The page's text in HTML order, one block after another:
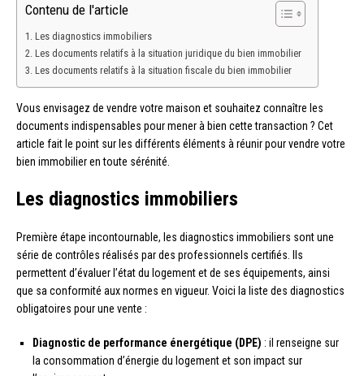
Contenu de l'article
Les diagnostics immobiliers
Les documents relatifs à la situation juridique du bien immobilier
Les documents relatifs à la situation fiscale du bien immobilier
Vous envisagez de vendre votre maison et souhaitez connaître les
documents indispensables pour mener à bien cette transaction ? Cet
article fait le point sur les différents éléments à réunir pour vendre votre
bien immobilier en toute sérénité.
Les diagnostics immobiliers
Première étape incontournable, les diagnostics immobiliers sont une
série de contrôles réalisés par des professionnels certifiés. Ils
permettent d’évaluer l’état du logement et de ses équipements, ainsi
que sa conformité aux normes en vigueur. Voici la liste des diagnostics
obligatoires pour une vente :
Diagnostic de performance énergétique (DPE) : il renseigne sur
la consommation d’énergie du logement et son impact sur